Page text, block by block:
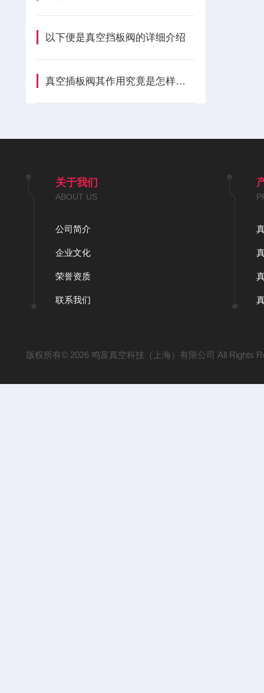
以下便是真空挡板阀的详细介绍
真空插板阀其作用究竟是怎样的呢？
关于我们
ABOUT US
公司简介
企业文化
荣誉资质
联系我们
版权所有© 2026 鸣富真空科技（上海）有限公司 All Rights